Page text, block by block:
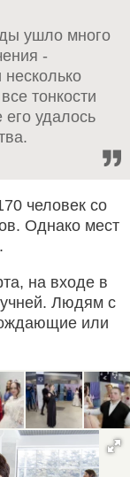
ушло много
-
тонкости
его удалось
человек со
Однако мест
на входе в
Людям с
или